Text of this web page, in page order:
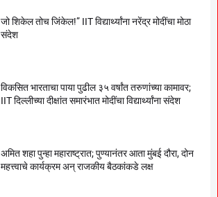
जो शिकेल तोच जिंकेल!” IIT विद्यार्थ्यांना नरेंद्र मोदींचा मोठा
संदेश
विकसित भारताचा पाया पुढील ३५ वर्षांत तरुणांच्या कामावर;
IIT दिल्लीच्या दीक्षांत समारंभात मोदींचा विद्यार्थ्यांना संदेश
अमित शहा पुन्हा महाराष्ट्रात; पुण्यानंतर आता मुंबई दौरा, दोन
महत्त्वाचे कार्यक्रम अन् राजकीय बैठकांकडे लक्ष